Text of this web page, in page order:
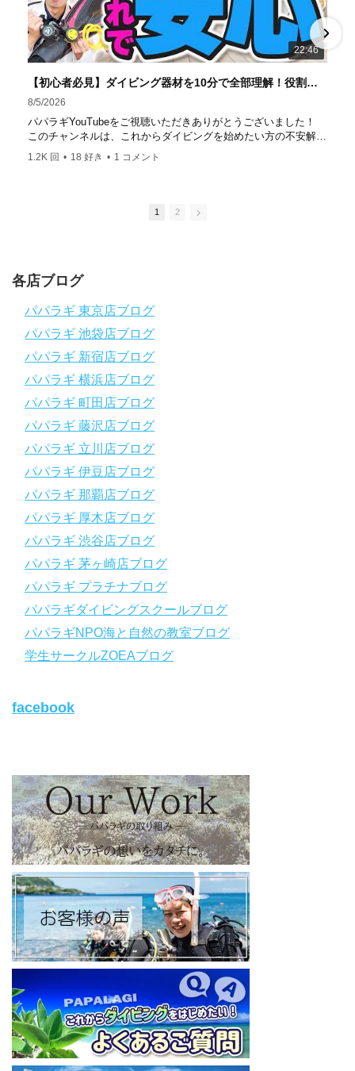
ター」部門
「国内ダイビングサービス伊豆半島エリア」
部門
「国内ダイビングガイド伊豆半島エリア」部門 4冠
達成！ ――――――――――――――――― パパラギダイ
ビングスクール 本店 神奈川県 藤沢市 南藤沢10-4
はコチラ
https://www.papalagi.co.jp/staticpages/index.php/work
22:46
【初心者必見】ダイビング器材を10分で全部理解！役割・使い方をやさしく解説
8/5/2026
パパラギYouTubeをご視聴いただきありがとうございました！
このチャンネルは、これからダイビングを始めたい方の不安解消
や悩みごとを解消するためのチャンネルです
ひとりでも多くの方に、素敵なダイビングライフを送っていただ
ダイビングのこんな情報を知りたいなどありましたらコメントを
～～～～～～～～～～～～～～～～～～～～～～～～～～～～
1986年創業！国内最大規模のスキューバダイビングスクール。
徹底した安全管理と、国内トップクラスの初心者ダイビングライ
センス認定実績。
～～～～～～～～～～～～～～～～～～～～～～～～～～～～
【スマホで見れるWebマニュアル！】
パパラギ公式LINEにご登録の上、メニューから「動画資料」を
タップ！
↓↓↓↓↓↓こちら
↓↓↓↓↓↓
https://www.papalagi.co.jp/lp/line_registration/.
＿＿＿＿＿＿＿＿＿＿＿＿＿＿＿＿＿＿＿＿＿＿＿＿＿＿＿＿
https://www.papalagi.co.jp/lp/line_registration/.
YouTubeで言えない話をこっそり配信
◆ライセンス取得の前に知っておきたい情報満載の動画はコチラ
https://youtu.be/UBiZ64WlU7c?si=I5rkY-mkfTCxZVn7
◆ライセンス取得コースについて知りたい方はコチラ
ode
【パパラギダイビングスクール ホームページ】
https://www.papalagi.co.jp
旬な海の情報はコチラから！
日々の活動状況や報告はXで公開中！
https://x.com/papalagidivers?s=20
【パパラギダイビングスクール Blog
】
お得なイベント告知やツアー情報を知りたい方へ
https://papalagi-blog.com/
◆YouTubeチャンネル登録はコチラから
https://www.youtube.com/channel/UCYG3vspMIHdLQaKA7XNIjD
◆各地の水中世界を紹介するチャンネル、その名も「水中世界」
（サブチャンネル）
https://www.youtube.com/@user-mw1pw2jb4j
【初心者ダイビングライセンスコースはコチラ】
https://www.papalagi.co.jp/databox/data.php/campaign_owd_ja/c
ode
====================================
パパラギダイビングスクール
藤沢本店
1.2K 回 • 18 好き • 1 コメント
1 2
各店ブログ
パパラギ 東京店ブログ
パパラギ 池袋店ブログ
パパラギ 新宿店ブログ
パパラギ 横浜店ブログ
パパラギ 町田店ブログ
パパラギ 藤沢店ブログ
パパラギ 立川店ブログ
パパラギ 伊豆店ブログ
パパラギ 那覇店ブログ
パパラギ 厚木店ブログ
パパラギ 渋谷店ブログ
パパラギ 茅ヶ崎店ブログ
パパラギ プラチナブログ
パパラギダイビングスクールブログ
パパラギNPO海と自然の教室ブログ
学生サークルZOEAブログ
facebook